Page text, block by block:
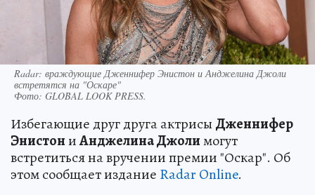
Radar: враждующие Дженнифер Энистон и Анджелина Джоли
встретятся на "Оскаре"
Фото: GLOBAL LOOK PRESS.
Избегающие друг друга актрисы Дженнифер
ЭнистониАнджелина Джолимогут
встретиться на вручении премии "Оскар". Об
этом сообщает издание Radar Online.